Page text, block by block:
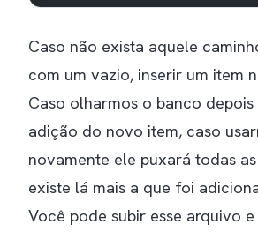
Caso não exista aquele
com um vazio, inserir um item
Caso olharmos o banco depois
adição do novo item, caso
novamente ele puxará todas
existe lá mais a que foi
Você pode subir esse arquivo